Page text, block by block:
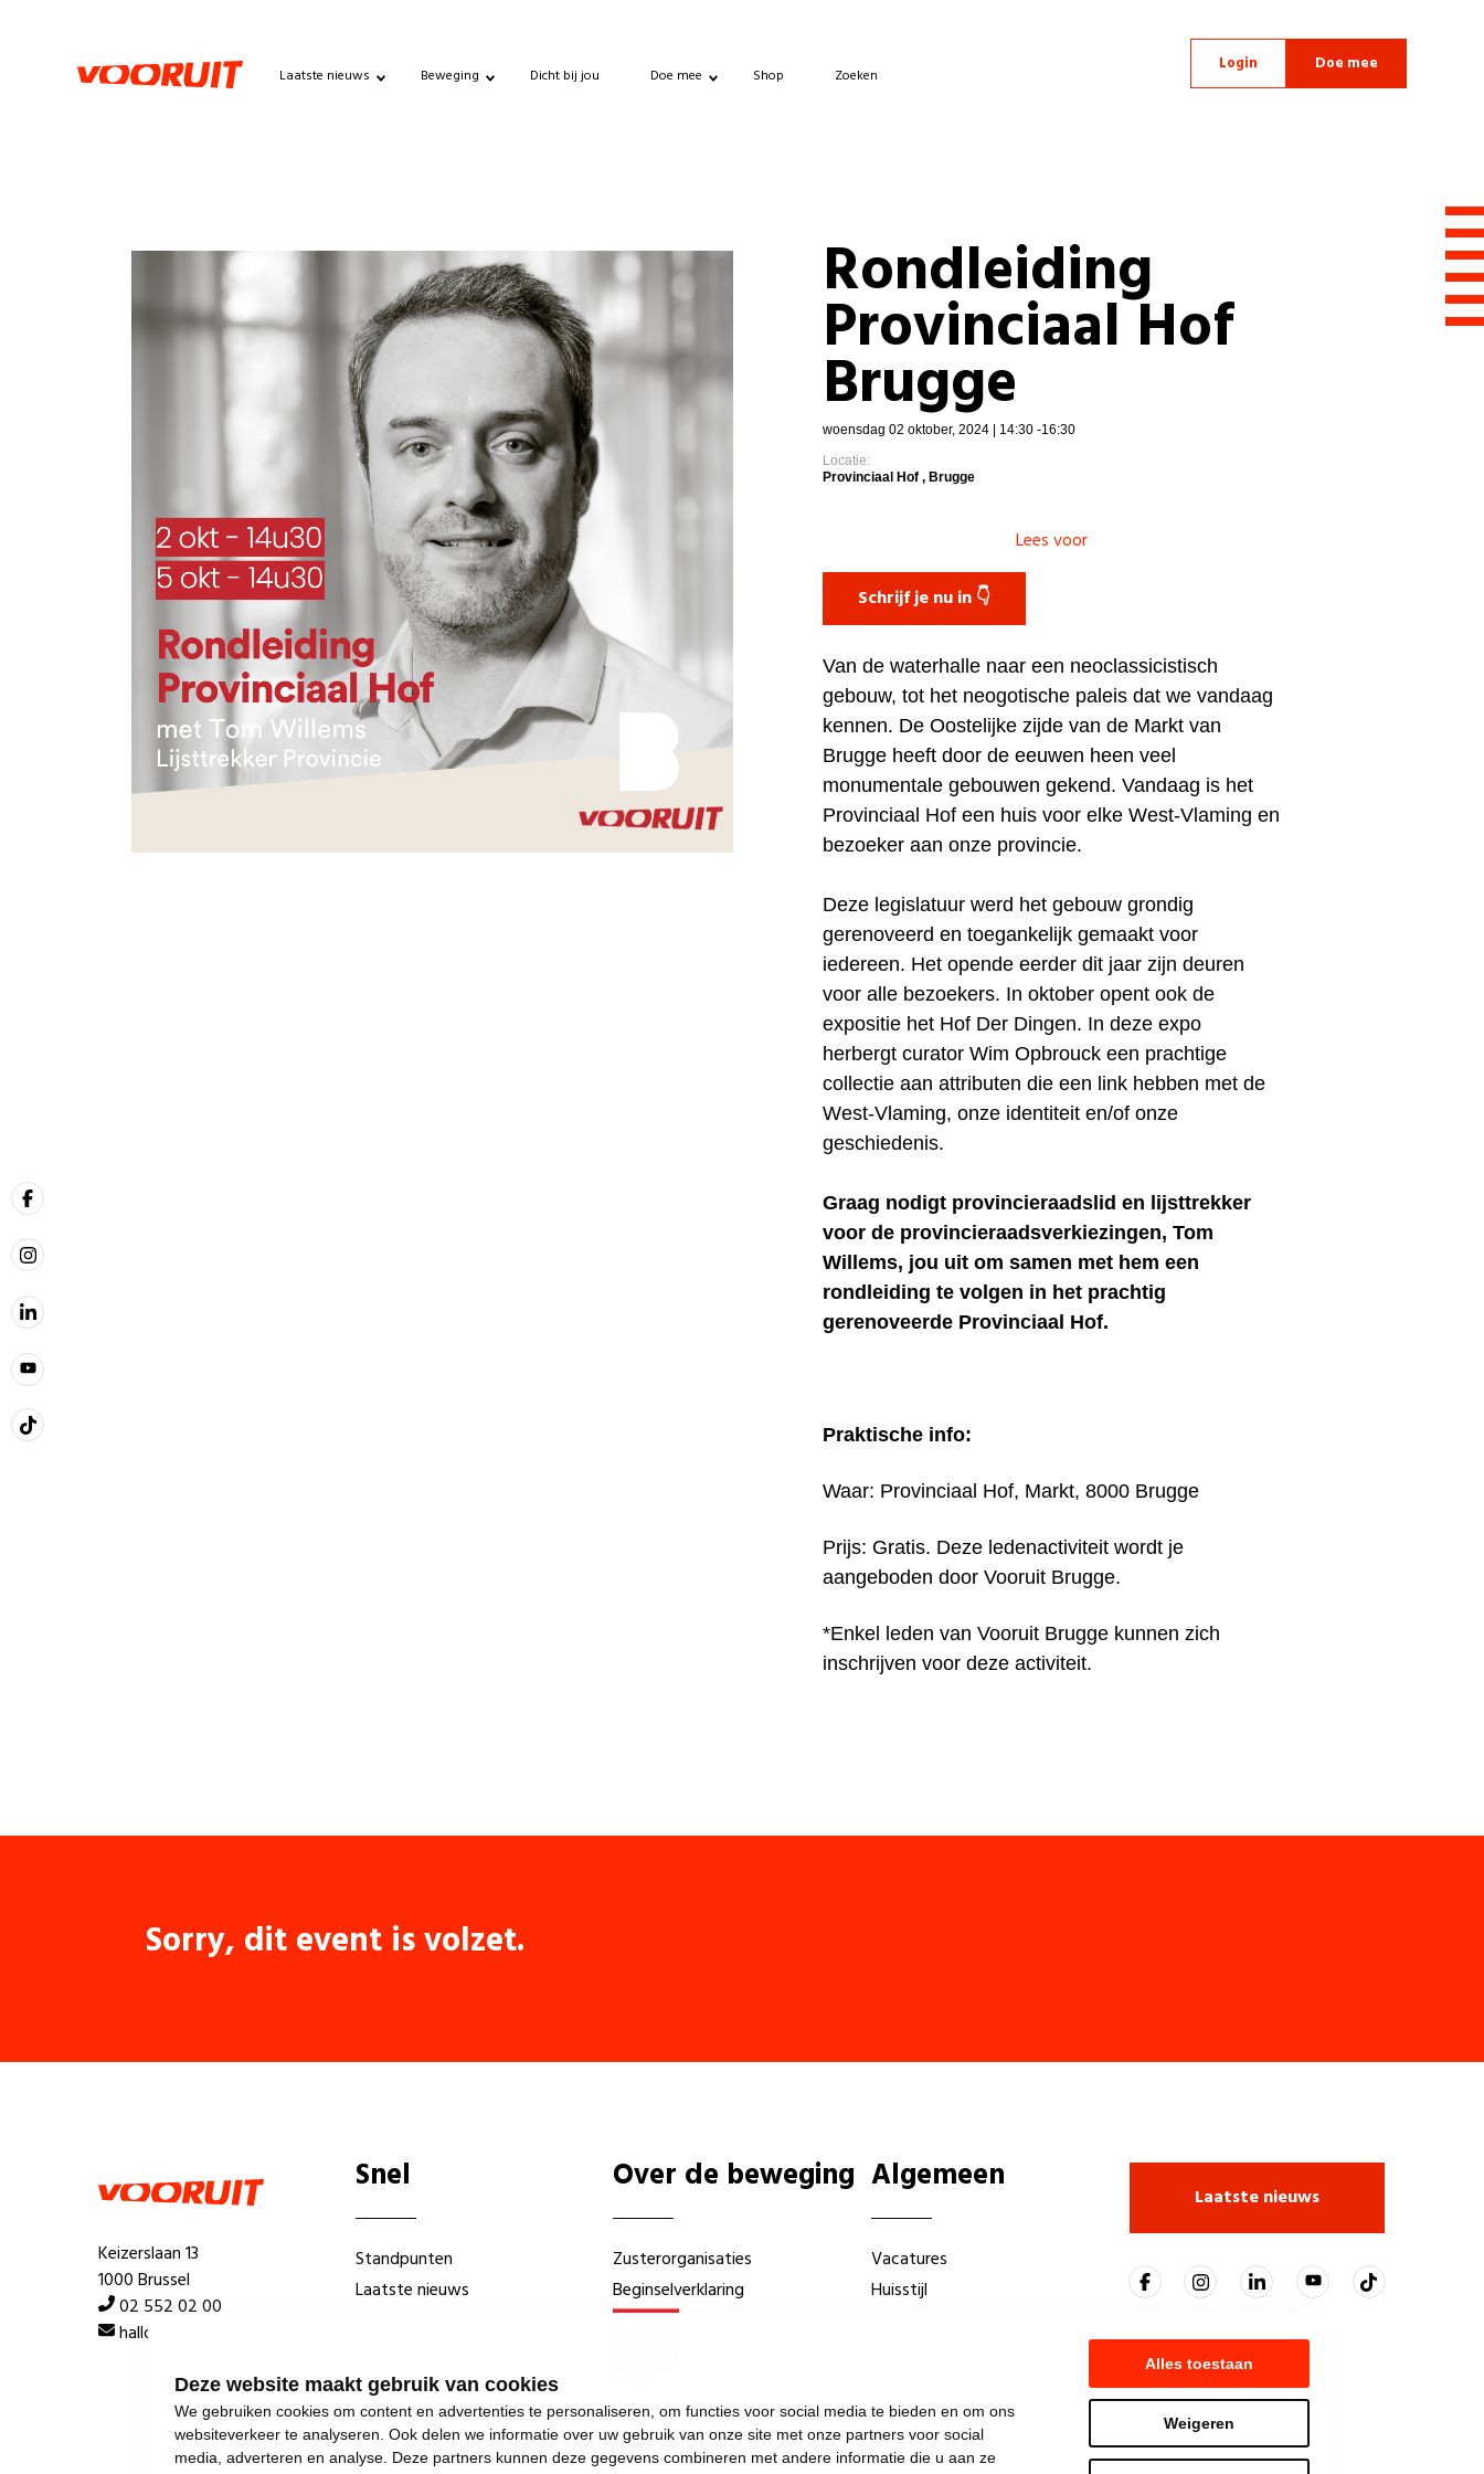
Deze website maakt gebruik van cookies
We gebruiken cookies om content en advertenties te personaliseren, om functies voor social media te bieden en om ons
websiteverkeer te analyseren. Ook delen we informatie over uw gebruik van onze site met onze partners voor social
media, adverteren en analyse. Deze partners kunnen deze gegevens combineren met andere informatie die u aan ze
Alles toestaan
Weigeren
Laatste nieuws Beweging Dicht bij jou Doe mee Shop Zoeken
Login Doe mee
Rondleiding
Provinciaal Hof
Brugge
woensdag 02 oktober, 2024 | 14:30 -16:30
Locatie:
Provinciaal Hof , Brugge
Lees voor
Schrijf je nu in 👇
Van de waterhalle naar een neoclassicistisch
gebouw, tot het neogotische paleis dat we vandaag
kennen. De Oostelijke zijde van de Markt van
Brugge heeft door de eeuwen heen veel
monumentale gebouwen gekend. Vandaag is het
Provinciaal Hof een huis voor elke West-Vlaming en
bezoeker aan onze provincie.
Deze legislatuur werd het gebouw grondig
gerenoveerd en toegankelijk gemaakt voor
iedereen. Het opende eerder dit jaar zijn deuren
voor alle bezoekers. In oktober opent ook de
expositie het Hof Der Dingen. In deze expo
herbergt curator Wim Opbrouck een prachtige
collectie aan attributen die een link hebben met de
West-Vlaming, onze identiteit en/of onze
geschiedenis.
Graag nodigt provincieraadslid en lijsttrekker
voor de provincieraadsverkiezingen, Tom
Willems, jou uit om samen met hem een
rondleiding te volgen in het prachtig
gerenoveerde Provinciaal Hof.
Praktische info:
Waar: Provinciaal Hof, Markt, 8000 Brugge
Prijs: Gratis. Deze ledenactiviteit wordt je
aangeboden door Vooruit Brugge.
*Enkel leden van Vooruit Brugge kunnen zich
inschrijven voor deze activiteit.
Sorry, dit event is volzet.
Keizerslaan 13
1000 Brussel
02 552 02 00
hallo@vooruit.org
Snel
Standpunten
Laatste nieuws
Over de beweging
Zusterorganisaties
Beginselverklaring
Algemeen
Vacatures
Huisstijl
Laatste nieuws